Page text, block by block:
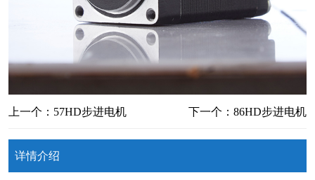
上一个：57HD步进电机 下一个：86HD步进电机
详情介绍